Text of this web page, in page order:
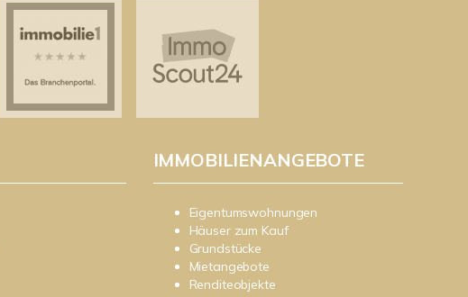
IMMOBILIENANGEBOTE
Eigentumswohnungen
Häuser zum Kauf
Grundstücke
Mietangebote
Renditeobjekte